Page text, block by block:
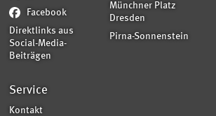
Facebook
Direktlinks aus
Social-Media-
Beiträgen
Münchner Platz
Dresden
Pirna-Sonnenstein
Service
Kontakt